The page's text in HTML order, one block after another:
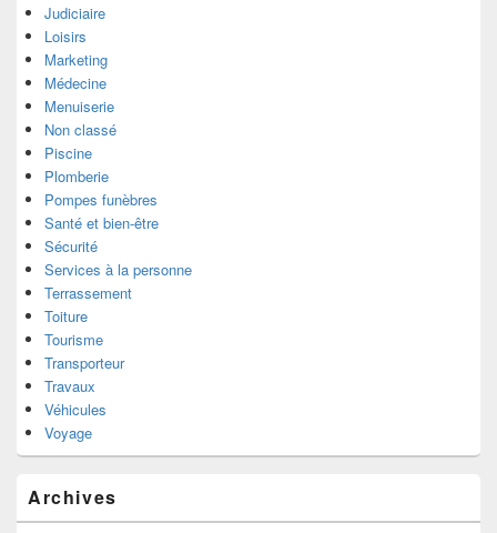
Judiciaire
Loisirs
Marketing
Médecine
Menuiserie
Non classé
Piscine
Plomberie
Pompes funèbres
Santé et bien-être
Sécurité
Services à la personne
Terrassement
Toiture
Tourisme
Transporteur
Travaux
Véhicules
Voyage
Archives